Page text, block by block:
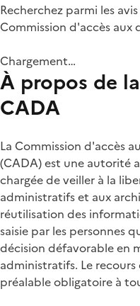
Recherchez parmi les
Commission d'accès
Chargement…
À propos de
CADA
La Commission d'accès
(CADA) est une autorité
chargée de veiller à la
administratifs et aux
réutilisation des
saisie par les personnes
décision défavorable en
administratifs. Le
préalable obligatoire à